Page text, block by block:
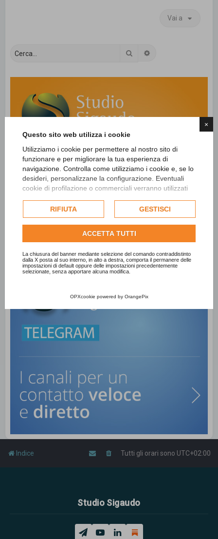
×
Questo sito web utilizza i cookie
Utilizziamo i cookie per permettere al nostro sito di
funzionare e per migliorare la tua esperienza di
navigazione. Controlla come utilizziamo i cookie e, se lo
desideri, personalizzane la configurazione. Eventuali
cookie di profilazione o commerciali verranno utilizzati
dell'utente e, se consentito, potrebbero essere utilizzati
per personalizzare gli annunci pubblicitari. Per ulteriori
informazioni su come Google utilizza i dati raccolti,
politica sulla privacy di Google
Consulta l'informativa cookie completa.
RIFIUTA GESTISCI
ACCETTA TUTTI
La chiusura del banner mediante selezione del comando contraddistinto
dalla X posta al suo interno, in alto a destra, comporta il permanere delle
impostazioni di default oppure delle impostazioni precedentemente
selezionate, senza apportare alcuna modifica.
OPXcookie powered by OrangePix
Vai a
Cerca
Indice Tutti gli orari sono UTC+02:00
Studio Sigaudo